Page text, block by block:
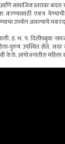
सामाजिकस्तरावर बदल
एकत्र
उपयोग असल्याचे
ह. भ. प. दिलीपबुवा
पुरुष उपस्थित होते.
केले. आयोजनातील महिला